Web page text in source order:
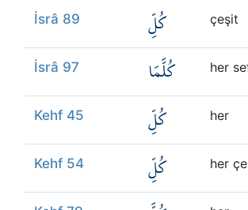
İsrâ 89 كُلِّ çeşit
İsrâ 97 كُلَّمَا her
Kehf 45 كُلِّ her
Kehf 54 كُلِّ her